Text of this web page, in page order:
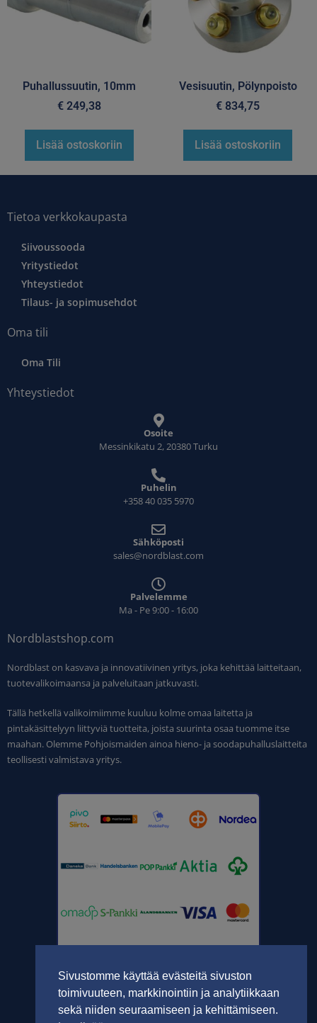
Sivustomme käyttää evästeitä sivuston
toimivuuteen, markkinointiin ja analytiikkaan
sekä niiden seuraamiseen ja kehittämiseen.
Puhallussuutin, 10mm
€ 249,38
Lisää ostoskoriin
Vesisuutin, Pölynpoisto
€ 834,75
Lisää ostoskoriin
Tietoa verkkokaupasta
Siivoussooda
Yritystiedot
Yhteystiedot
Tilaus- ja sopimusehdot
Oma tili
Oma Tili
Yhteystiedot
Osoite
Messinkikatu 2, 20380 Turku
Puhelin
+358 40 035 5970
Sähköposti
sales@nordblast.com
Palvelemme
Ma - Pe 9:00 - 16:00
Nordblastshop.com
Nordblast on kasvava ja innovatiivinen yritys, joka kehittää laitteitaan,
tuotevalikoimaansa ja palveluitaan jatkuvasti.
Tällä hetkellä valikoimiimme kuuluu kolme omaa laitetta ja
pintakäsittelyyn liittyviä tuotteita, joista suurinta osaa tuomme itse
maahan. Olemme Pohjoismaiden ainoa hieno- ja soodapuhalluslaitteita
teollisesti valmistava yritys.